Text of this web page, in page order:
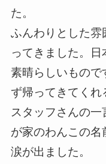
た。
ふんわりとした雰
ってきました。
素晴らしいもので
ず帰ってきてくれ
スタッフさんの
が家のわんこの
涙が出ました。